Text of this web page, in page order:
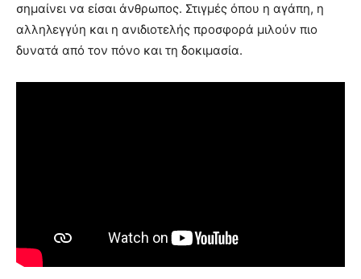
σημαίνει να είσαι άνθρωπος. Στιγμές όπου η αγάπη, η
αλληλεγγύη και η ανιδιοτελής προσφορά μιλούν πιο
δυνατά από τον πόνο και τη δοκιμασία.